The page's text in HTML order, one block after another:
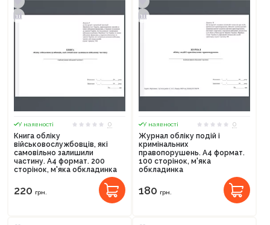
У наявності
0
Книга обліку
військовослужбовців, які
самовільно залишили
частину. А4 формат. 200
сторінок, м'яка обкладинка
220 грн.
У наявності
0
Журнал обліку подій і
кримінальних
правопорушень. А4 формат.
100 сторінок, м'яка
обкладинка
180 грн.